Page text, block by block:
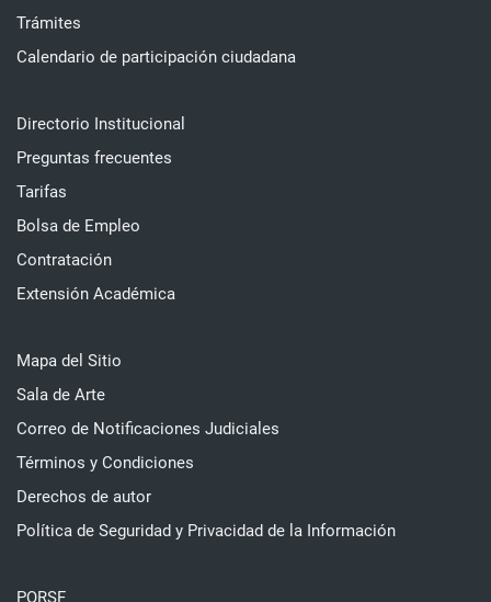
Trámites
Calendario de participación ciudadana
Directorio Institucional
Preguntas frecuentes
Tarifas
Bolsa de Empleo
Contratación
Extensión Académica
Mapa del Sitio
Sala de Arte
Correo de Notificaciones Judiciales
Términos y Condiciones
Derechos de autor
Política de Seguridad y Privacidad de la Información
PQRSF